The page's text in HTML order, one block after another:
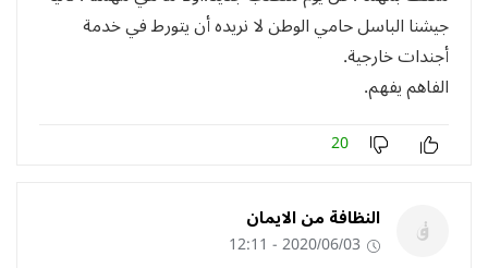
جيشنا الباسل حامي الوطن لا نريده أن يتورط في خدمة
أجندات خارجية.
الفاهم يفهم.
20
النظافة من الايمان
2020/06/03 - 12:11